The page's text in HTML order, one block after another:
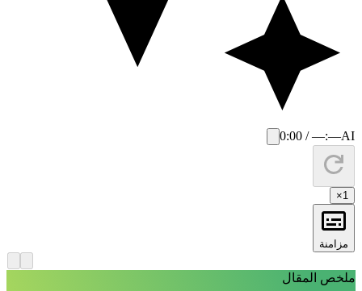
AI
0:00 / —:—
×
مزامنة
ملخص المقال